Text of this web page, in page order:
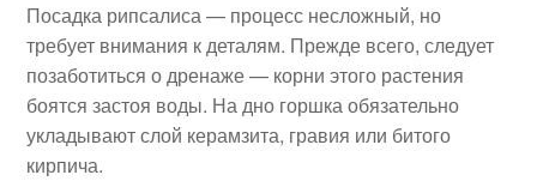
Посадка рипсалиса — процесс несложный, но
требует внимания к деталям. Прежде всего, следует
позаботиться о дренаже — корни этого растения
боятся застоя воды. На дно горшка обязательно
укладывают слой керамзита, гравия или битого
кирпича.